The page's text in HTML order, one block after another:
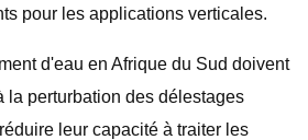
pour les applications verticales.
d'eau en Afrique du Sud doivent
la perturbation des délestages
leur capacité à traiter les